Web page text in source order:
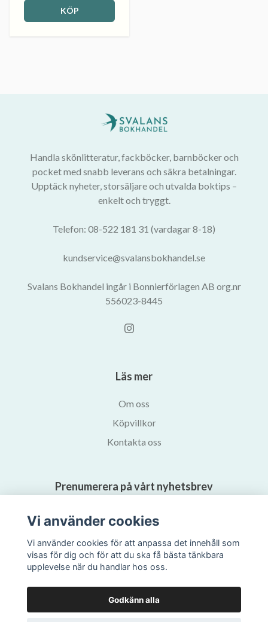
KÖP
Handla skönlitteratur, fackböcker, barnböcker och
pocket med snabb leverans och säkra betalningar.
Upptäck nyheter, storsäljare och utvalda boktips –
enkelt och tryggt.
Telefon: 08-522 181 31 (vardagar 8-18)
kundservice@svalansbokhandel.se
Svalans Bokhandel ingår i Bonnierförlagen AB org.nr
556023-8445
Läs mer
Om oss
Köpvillkor
Kontakta oss
Prenumerera på vårt nyhetsbrev
Vi använder cookies
Vi använder cookies för att anpassa det innehåll som
visas för dig och för att du ska få bästa tänkbara
upplevelse när du handlar hos oss.
Godkänn alla